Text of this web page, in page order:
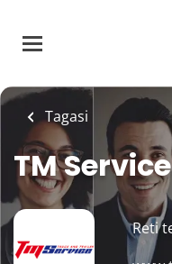
main
Tagasi
TM
Reti